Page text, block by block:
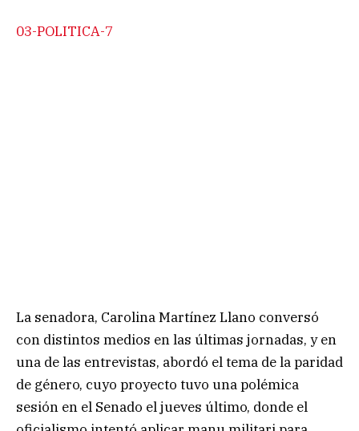
03-POLITICA-7
La senadora, Carolina Martínez Llano conversó
con distintos medios en las últimas jornadas, y en
una de las entrevistas, abordó el tema de la paridad
de género, cuyo proyecto tuvo una polémica
sesión en el Senado el jueves último, donde el